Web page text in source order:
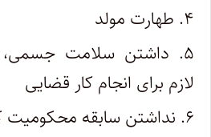
۴. طهارت مولد
۵. داشتن سلامت
لازم برای انجام کار قضایی
۶. نداشتن سابقه محکومیت کیفری مؤثر